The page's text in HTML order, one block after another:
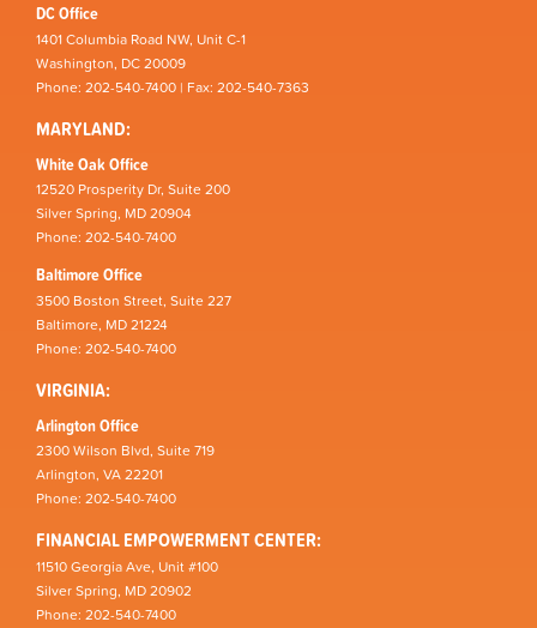
DC Office
1401 Columbia Road NW, Unit C-1
Washington, DC 20009
Phone: 202-540-7400 | Fax: 202-540-7363
MARYLAND:
White Oak Office
12520 Prosperity Dr, Suite 200
Silver Spring, MD 20904
Phone: 202-540-7400
Baltimore Office
3500 Boston Street, Suite 227
Baltimore, MD 21224
Phone: 202-540-7400
VIRGINIA:
Arlington Office
2300 Wilson Blvd, Suite 719
Arlington, VA 22201
Phone: 202-540-7400
FINANCIAL EMPOWERMENT CENTER:
11510 Georgia Ave, Unit #100
Silver Spring, MD 20902
Phone: 202-540-7400